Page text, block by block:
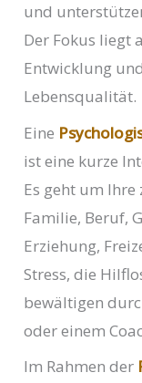
und
Der Fokus liegt
Entwicklung
Lebensqualität.
Eine
ist eine kurze
Es geht um
Familie, Beruf,
Erziehung,
Stress, die
bewältigen
oder einem
Im Rahmen der